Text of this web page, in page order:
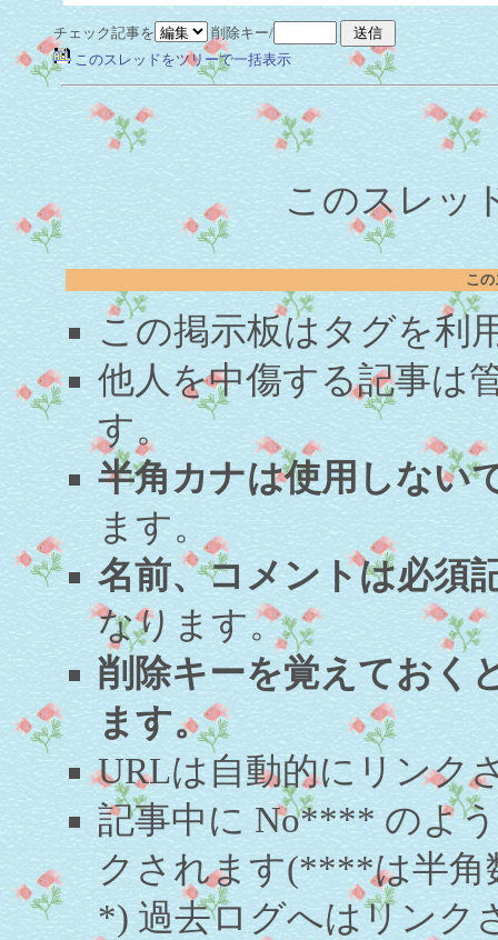
チェック記事を
削除キー/
このスレッドをツリーで一括表示
このスレッ
こ
この掲示板はタグを利
他人を中傷する記事は
す。
半角カナは使用しない
ます。
名前、コメントは必須
なります。
削除キーを覚えておく
ます。
URLは自動的にリンク
記事中に No**** のよ
クされます(****は半角
*) 過去ログへはリンク